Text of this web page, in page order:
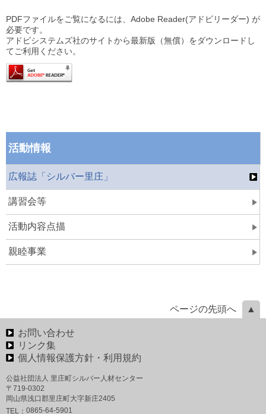
PDFファイルをご覧になるには、Adobe Reader(アドビリーダー) が
必要です。
アドビシステムズ社のサイトから最新版（無償）をダウンロードし
てご利用ください。
活動情報
広報誌「シルバー里庄」
講習会等
活動内容点描
親睦事業
ページの先頭へ
お問い合わせ
リンク集
個人情報保護方針・利用規約
公益社団法人 里庄町シルバー人材センター
〒719-0302
岡山県浅口郡里庄町大字新庄2405
TEL： 0865-64-5901